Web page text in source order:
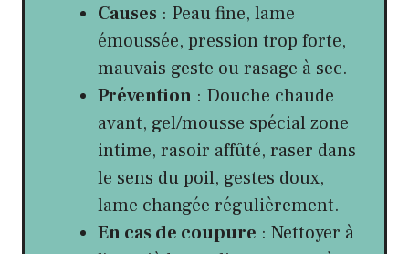
Causes : Peau fine, lame
émoussée, pression trop forte,
mauvais geste ou rasage à sec.
Prévention : Douche chaude
avant, gel/mousse spécial zone
intime, rasoir affûté, raser dans
le sens du poil, gestes doux,
lame changée régulièrement.
En cas de coupure : Nettoyer à